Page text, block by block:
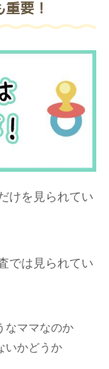
要！
けを見られてい
では見られてい
なママなのか
いかどうか